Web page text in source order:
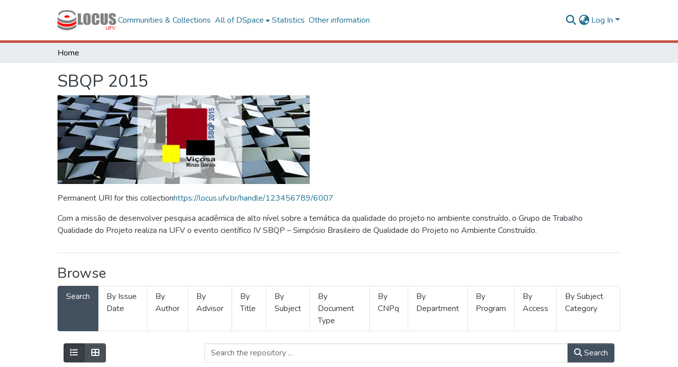
Communities & Collections All of DSpace Statistics Other information Log In
Home
SBQP 2015
Permanent URI for this collectionhttps://locus.ufv.br/handle/123456789/6007
Com a missão de desenvolver pesquisa acadêmica de alto nível sobre a temática da qualidade do projeto no ambiente construído, o Grupo de Trabalho
Qualidade do Projeto realiza na UFV o evento científico IV SBQP – Simpósio Brasileiro de Qualidade do Projeto no Ambiente Construído.
Browse
Search
By Issue
Date
By
Author
By
Advisor
By
Title
By
Subject
By
Document
Type
By
CNPq
By
Department
By
Program
By
Access
By Subject
Category
Search